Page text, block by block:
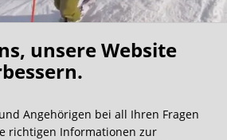
a ride!
viele tolle Gästebucheinträge,
unsere Website
Angehörigen bei all Ihren Fragen
richtigen Informationen zur